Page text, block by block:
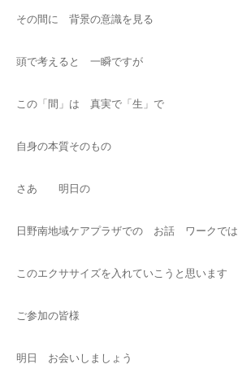
その間に 背景の意識を見る
頭で考えると 一瞬ですが
この「間」は 真実で「生」で
自身の本質そのもの
さあ 明日の
日野南地域ケアプラザでの お話 ワークでは
このエクササイズを入れていこうと思います
ご参加の皆様
明日 お会いしましょう